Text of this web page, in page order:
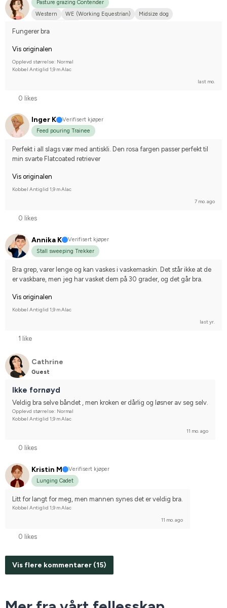
Pasture grazing Contender
Western
WE (Working Equestrian)
Midsize dog
Fungerer bra
Vis originalen
Opplevd størrelse: Normal
Kobbel Antiglid 1,9 m Alac
last mo.
0 likes
Inger K
Verifisert kjøper
Feed pouring Trainee
Perfekt i all slags vær med antiskli. Den rosa fargen passer perfekt til
min svarte Flatcoated retriever
Vis originalen
Kobbel Antiglid 1,9 m Alac
7 mo. ago
0 likes
Annika K
Verifisert kjøper
Stall sweeping Trekker
Bra grep, varer lenge og kan vaskes i vaskemaskin. Det står ikke at de
er vaskbare, men jeg har vasket dem på 30 grader, og det går bra.
Vis originalen
Kobbel Antiglid 1,9 m Alac
last yr.
1 like
Cathrine
Guest
Ikke fornøyd
Veldig bra selve båndet , men kroken er dårlig og løsner av seg selv.
Opplevd størrelse: Normal
Kobbel Antiglid 1,9 m Alac
11 mo. ago
0 likes
Kristin M
Verifisert kjøper
Lunging Cadet
Litt for langt for meg, men mannen synes det er veldig bra.
Kobbel Antiglid 1,9 m Alac
11 mo. ago
0 likes
Vis flere kommentarer (15)